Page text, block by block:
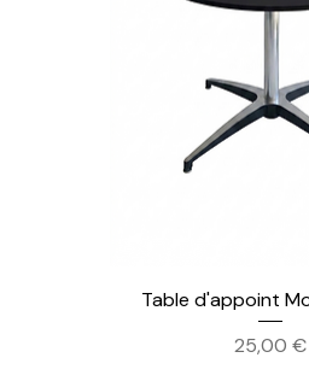
Table d'appoint
Prix
25,00 €